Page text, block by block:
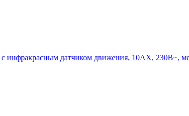
инфракрасным датчиком движения, 10АХ, 230В~,